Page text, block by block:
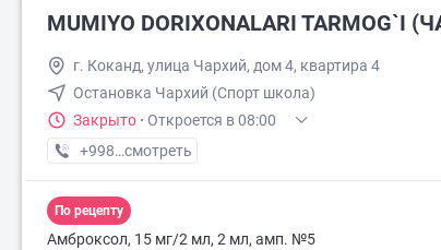
MUMIYO DORIXONALARI TARMOG`I
г. Коканд, улица Чархий, дом 4, квартира 4
Остановка Чархий (Спорт школа)
Закрыто · Откроется в 08:00
+998 (90) XXX-XX-XX
смотреть
По рецепту
Амброксол, 15 мг/2 мл, 2 мл, амп. №5